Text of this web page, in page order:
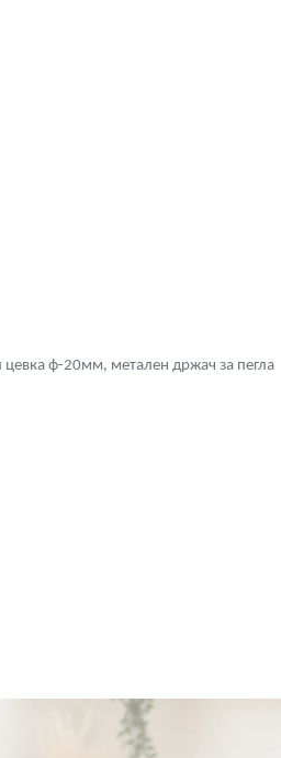
ф-20мм, метален држач за пегла